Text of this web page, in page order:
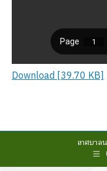
Download [39.70 KB]
เทศบาล